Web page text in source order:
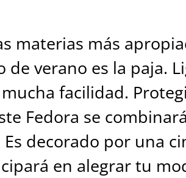
materias más
de verano es la paja.
facilidad.
Fedora se
Es decorado por una
en alegrar tu